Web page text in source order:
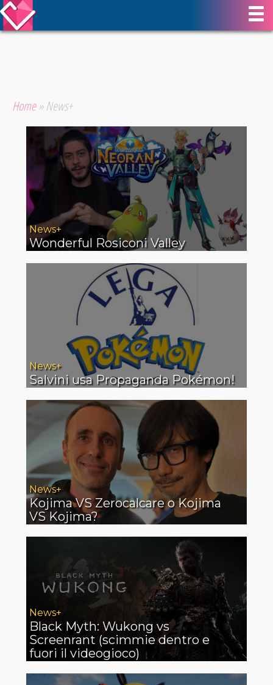
Home»News+
News+
Wonderful Rosiconi Valley
News+
Salvini usa Propaganda Pokémon!
News+
Kojima VS Zerocalcare o Kojima
VS Kojima?
News+
Black Myth: Wukong vs
Screenrant (scimmie dentro e
fuori il videogioco)